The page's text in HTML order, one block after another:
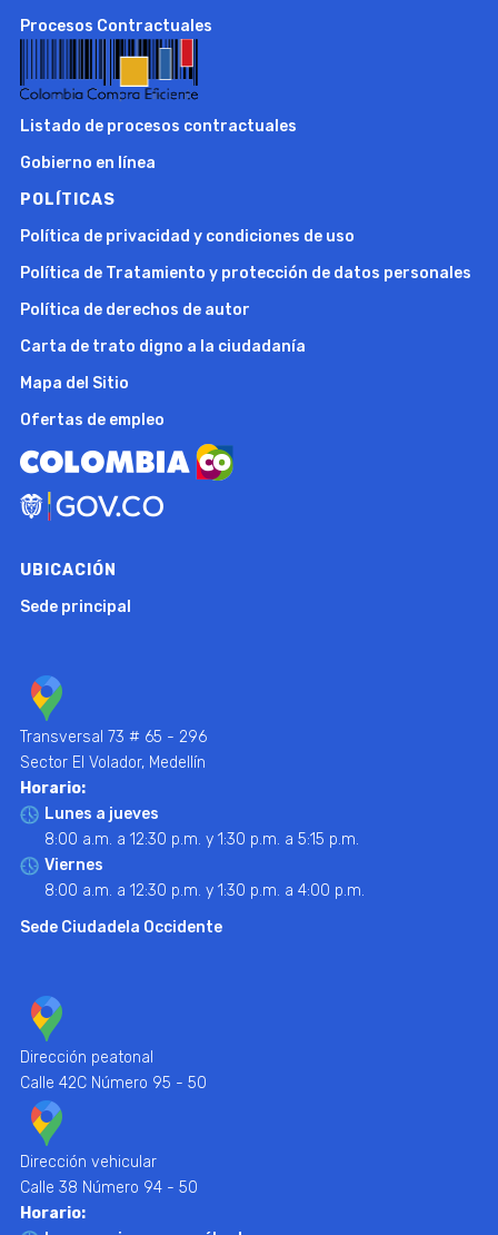
Procesos Contractuales
Listado de procesos contractuales
Gobierno en línea
POLÍTICAS
Política de privacidad y condiciones de uso
Política de Tratamiento y protección de datos personales
Política de derechos de autor
Carta de trato digno a la ciudadanía
Mapa del Sitio
Ofertas de empleo
UBICACIÓN
Sede principal
Transversal 73 # 65 - 296
Sector El Volador, Medellín
Horario:
Lunes a jueves
8:00 a.m. a 12:30 p.m. y 1:30 p.m. a 5:15 p.m.
Viernes
8:00 a.m. a 12:30 p.m. y 1:30 p.m. a 4:00 p.m.
Sede Ciudadela Occidente
Dirección peatonal
Calle 42C Número 95 - 50
Dirección vehicular
Calle 38 Número 94 - 50
Horario: